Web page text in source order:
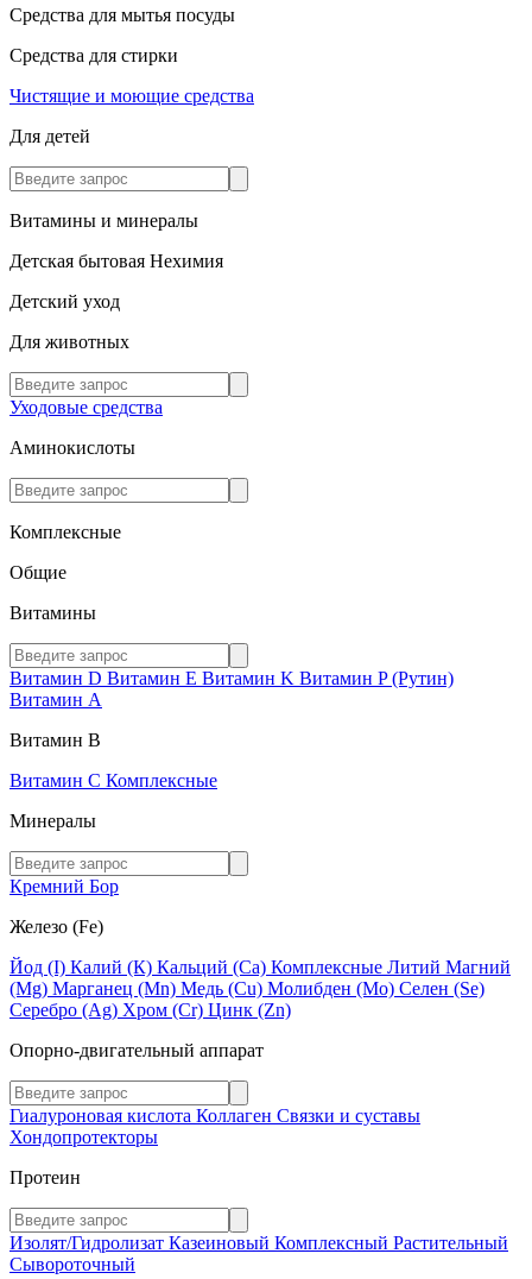
Средства для мытья посуды
Средства для стирки
Чистящие и моющие средства
Для детей
Витамины и минералы
Детская бытовая Нехимия
Детский уход
Для животных
Уходовые средства
Аминокислоты
Комплексные
Общие
Витамины
Витамин D Витамин E Витамин K Витамин P (Рутин)
Витамин А
Витамин В
Витамин C Комплексные
Минералы
Кремний Бор
Железо (Fe)
Йод (I) Калий (К) Кальций (Са) Комплексные Литий Магний
(Mg) Марганец (Mn) Медь (Сu) Молибден (Мо) Селен (Se)
Серебро (Ag) Хром (Cr) Цинк (Zn)
Опорно-двигательный аппарат
Гиалуроновая кислота Коллаген Связки и суставы
Хондопротекторы
Протеин
Изолят/Гидролизат Казеиновый Комплексный Растительный
Сывороточный